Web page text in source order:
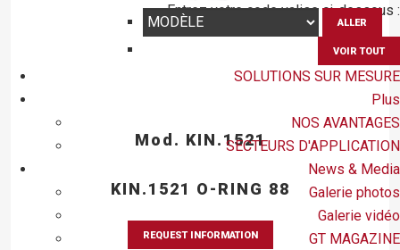
Entrez votre code valise ci-dessous :
ALLER
VOIR TOUT
SOLUTIONS SUR MESURE
Plus
NOS AVANTAGES
SECTEURS D'APPLICATION
News & Media
Galerie photos
Galerie vidéo
GT MAGAZINE
Mod. KIN.1521
KIN.1521 O-RING 88
REQUEST INFORMATION